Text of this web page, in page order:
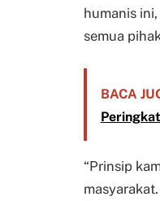
humanis
semua
BACA
“Prinsip